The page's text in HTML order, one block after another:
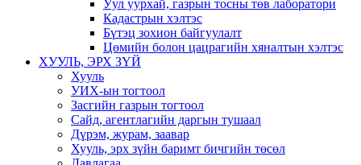
Уул уурхай, газрын тосны төв лаборатори
Кадастрын хэлтэс
Бүтэц зохион байгуулалт
Цөмийн болон цацрагийн хяналтын хэлтэс
ХУУЛЬ, ЭРХ ЗҮЙ
Хууль
УИХ-ын тогтоол
Засгийн газрын тогтоол
Сайд, агентлагийн даргын тушаал
Дүрэм, журам, заавар
Хууль, эрх зүйн баримт бичгийн төсөл